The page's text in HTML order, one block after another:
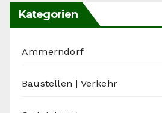
Kategorien
Ammerndorf
Baustellen | Verkehr